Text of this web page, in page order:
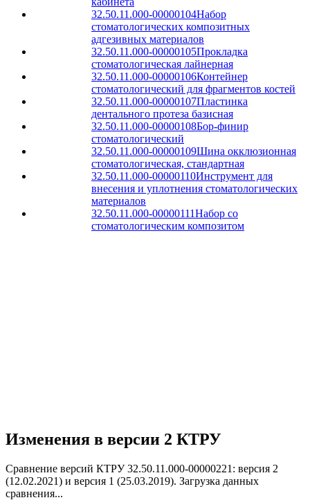
32.50.11.000-00000104Набор
стоматологических композитных
адгезивных материалов
32.50.11.000-00000105Прокладка
стоматологическая лайнерная
32.50.11.000-00000106Контейнер
стоматологический для фрагментов костей
32.50.11.000-00000107Пластинка
дентального протеза базисная
32.50.11.000-00000108Бор-финир
стоматологический
32.50.11.000-00000109Шина окклюзионная
стоматологическая, стандартная
32.50.11.000-00000110Инструмент для
внесения и уплотнения стоматологических
материалов
32.50.11.000-00000111Набор со
стоматологическим композитом
Изменения в версии 2 КТРУ
Сравнение версий КТРУ 32.50.11.000-00000221: версия 2
(12.02.2021) и версия 1 (25.03.2019). Загрузка данных
сравнения...